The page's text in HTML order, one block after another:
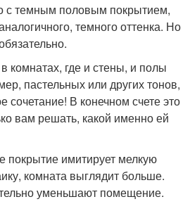
с темным половым покрытием,
темного оттенка. Но
комнатах, где и стены, и полы
пастельных или других тонов,
сочетание! В конечном счете это
вам решать, какой именно ей
имитирует мелкую
комната выглядит больше.
уменьшают помещение.